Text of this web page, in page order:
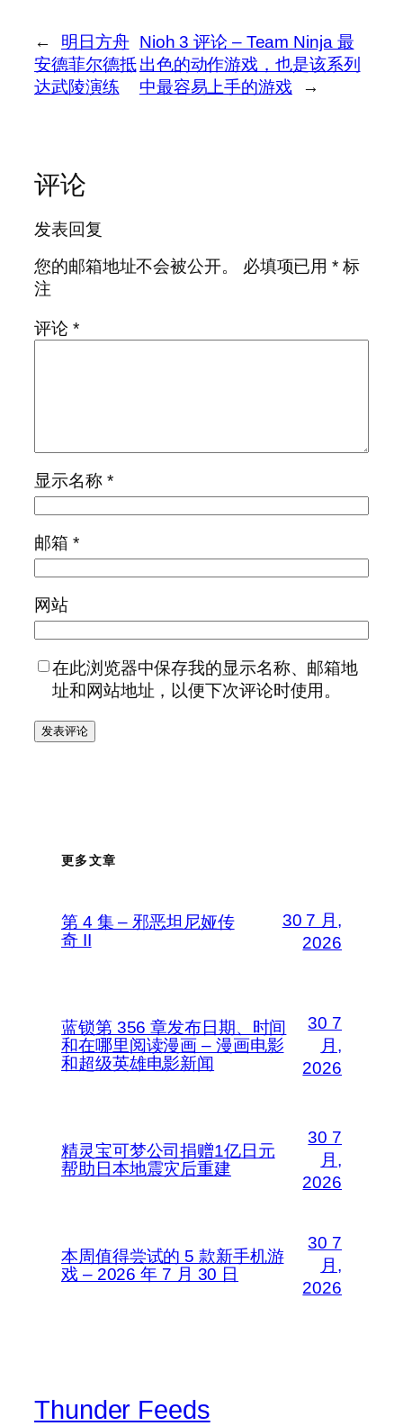
←
明日方舟
安德菲尔德抵
达武陵演练
Nioh 3 评论 – Team Ninja 最
出色的动作游戏，也是该系列
中最容易上手的游戏
→
评论
发表回复
您的邮箱地址不会被公开。
必填项已用* 标
注
评论 *
显示名称 *
邮箱 *
网站
在此浏览器中保存我的显示名称、邮箱地
址和网站地址，以便下次评论时使用。
更多文章
第 4 集 – 邪恶坦尼娅传
奇 II
30 7 月,
2026
蓝锁第 356 章发布日期、时间
和在哪里阅读漫画 – 漫画电影
和超级英雄电影新闻
30 7
月,
2026
精灵宝可梦公司捐赠1亿日元
帮助日本地震灾后重建
30 7
月,
2026
本周值得尝试的 5 款新手机游
戏 – 2026 年 7 月 30 日
30 7
月,
2026
Thunder Feeds